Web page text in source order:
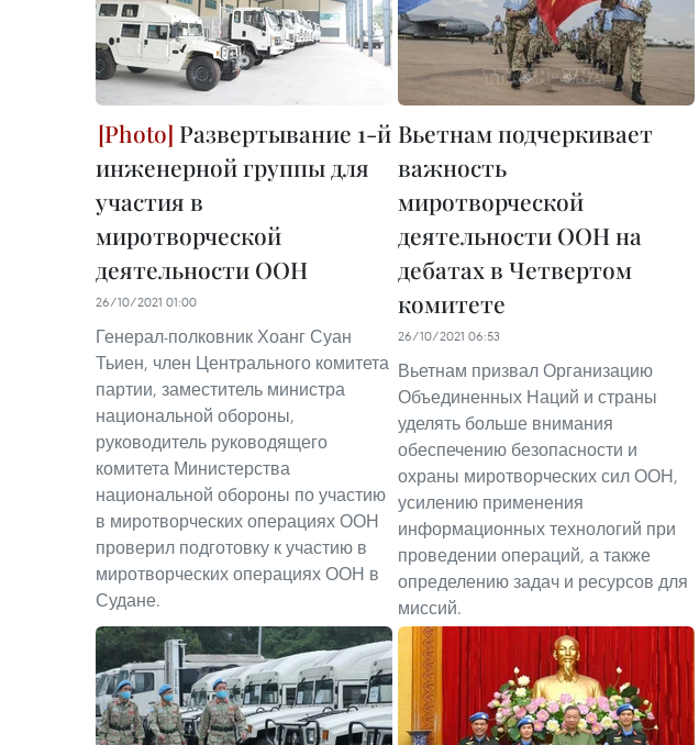
Развертывание 1-й
инженерной группы для
участия в
миротворческой
деятельности ООН
26/10/2021 01:00
Генерал-полковник Хоанг Суан
Тьиен, член Центрального комитета
партии, заместитель министра
национальной обороны,
руководитель руководящего
комитета Министерства
национальной обороны по участию
в миротворческих операциях ООН
проверил подготовку к участию в
миротворческих операциях ООН в
Судане.
Вьетнам подчеркивает
важность
миротворческой
деятельности ООН на
дебатах в Четвертом
комитете
26/10/2021 06:53
Вьетнам призвал Организацию
Объединенных Наций и страны
уделять больше внимания
обеспечению безопасности и
охраны миротворческих сил ООН,
усилению применения
информационных технологий при
проведении операций, а также
определению задач и ресурсов для
миссий.